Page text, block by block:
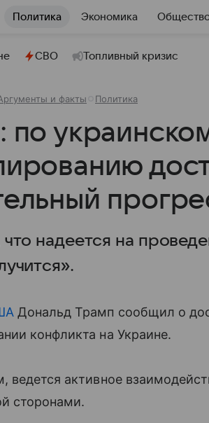
Политика Экономика
СВО Топливный кризис
и факты Политика
по
что надеется на
Дональд Трамп сообщил о
конфликта на Украине.
ведется активное
сторонами.